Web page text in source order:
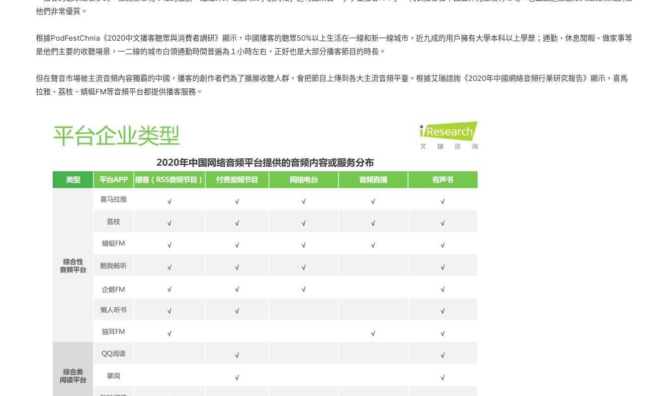
他們非常優質。
根據PodFestChnia《2020中文播客聽眾與消費者調研》顯示，中國播客的聽眾50%以上生活在一線和新一線城市，近九成的用戶擁有大學本科以上學歷；通勤、休息閒暇、做家事等
是他們主要的收聽場景，一二線的城市白領通勤時間普遍為１小時左右，正好也是大部分播客節目的時長。
但在聲音市場被主流音頻內容獨霸的中國，播客的創作者們為了擴展收聽人群，會把節目上傳到各大主流音頻平臺。根據艾瑞諮詢《2020年中國網絡音頻行業研究報告》顯示，喜馬
拉雅、荔枝、蜻蜓FM等音頻平台都提供播客服務。